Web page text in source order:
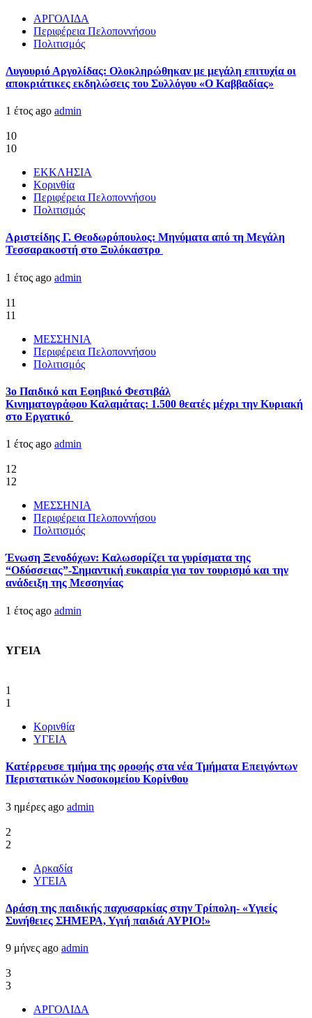
ΑΡΓΟΛΙΔΑ
Περιφέρεια Πελοποννήσου
Πολιτισμός
Λυγουριό Αργολίδας: Ολοκληρώθηκαν με μεγάλη επιτυχία οι
αποκριάτικες εκδηλώσεις του Συλλόγου «Ο Καββαδίας»
1 έτος ago admin
10
10
ΕΚΚΛΗΣΙΑ
Κορινθία
Περιφέρεια Πελοποννήσου
Πολιτισμός
Αριστείδης Γ. Θεοδωρόπουλος: Μηνύματα από τη Μεγάλη
Τεσσαρακοστή στο Ξυλόκαστρο
1 έτος ago admin
11
11
ΜΕΣΣΗΝΙΑ
Περιφέρεια Πελοποννήσου
Πολιτισμός
3ο Παιδικό και Εφηβικό Φεστιβάλ
Κινηματογράφου Καλαμάτας: 1.500 θεατές μέχρι την Κυριακή
στο Εργατικό
1 έτος ago admin
12
12
ΜΕΣΣΗΝΙΑ
Περιφέρεια Πελοποννήσου
Πολιτισμός
Ένωση Ξενοδόχων: Καλωσορίζει τα γυρίσματα της
“Οδύσσειας”-Σημαντική ευκαιρία για τον τουρισμό και την
ανάδειξη της Μεσσηνίας
1 έτος ago admin
ΥΓΕΙΑ
1
1
Κορινθία
ΥΓΕΙΑ
Kατέρρευσε τμήμα της οροφής στα νέα Τμήματα Επειγόντων
Περιστατικών Νοσοκομείου Κορίνθου
3 ημέρες ago admin
2
2
Αρκαδία
ΥΓΕΙΑ
Δράση της παιδικής παχυσαρκίας στην Τρίπολη- «Υγιείς
Συνήθειες ΣΗΜΕΡΑ, Υγιή παιδιά ΑΥΡΙΟ!»
9 μήνες ago admin
3
3
ΑΡΓΟΛΙΔΑ